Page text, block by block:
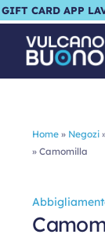
GIFT CARD APP
Home » Negozi
»Camomilla